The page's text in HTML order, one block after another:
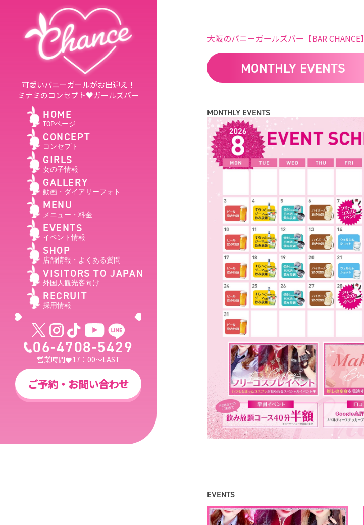
可愛いバニーガールがお出迎え！
ミナミのコンセプト♥ガールズバー
HOME
TOPページ
CONCEPT
コンセプト
GIRLS
女の子情報
GALLERY
動画・ダイアリーフォト
MENU
メニュー・料金
EVENTS
イベント情報
SHOP
店舗情報・よくある質問
VISITORS TO JAPAN
外国人観光客向け
RECRUIT
採用情報
06-4708-5429
営業時間 17：00～LAST
ご予約・お問い合わせ
大阪のバニーガールズバー【BAR CHANCE】
MONTHLY EVENTS
MONTHLY EVENTS
EVENTS